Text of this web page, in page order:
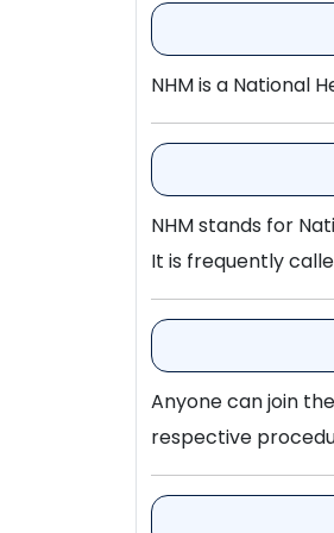
पद क्रमांक
3
4
पद क्रमांक
1
2
3
4
जागेसाठी पात्र
आहे. सविस्तर
एकूण: 01 जागा
पदांचे नाव
/District Level
Promoter
NHM is a National
NHM stands for
It is frequently
Anyone can join
respective